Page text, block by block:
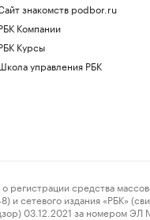
знакомств podbor.ru
Компании
Курсы
управления РБК
средства
издания «РБК»
03.12.2021 за номером